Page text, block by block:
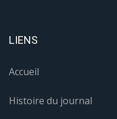
LIENS
Accueil
Histoire du journal